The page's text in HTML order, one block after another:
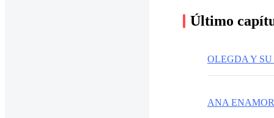
Último
OLEGDA Y
ANA